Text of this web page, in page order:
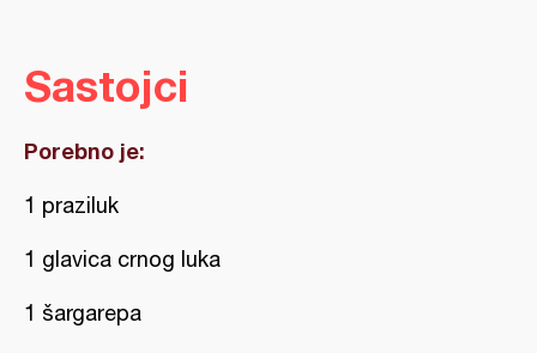
Sastojci
Porebno je:
1 praziluk
1 glavica crnog luka
1 šargarepa